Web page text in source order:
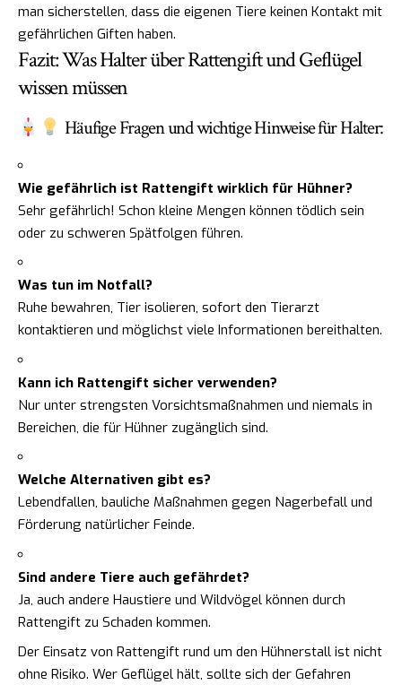
man sicherstellen, dass die eigenen Tiere keinen Kontakt mit
gefährlichen Giften haben.
Fazit: Was Halter über Rattengift und Geflügel
wissen müssen
Häufige Fragen und wichtige Hinweise für Halter:
Wie gefährlich ist Rattengift wirklich für Hühner?
Sehr gefährlich! Schon kleine Mengen können tödlich sein
oder zu schweren Spätfolgen führen.
Was tun im Notfall?
Ruhe bewahren, Tier isolieren, sofort den Tierarzt
kontaktieren und möglichst viele Informationen bereithalten.
Kann ich Rattengift sicher verwenden?
Nur unter strengsten Vorsichtsmaßnahmen und niemals in
Bereichen, die für Hühner zugänglich sind.
Welche Alternativen gibt es?
Lebendfallen, bauliche Maßnahmen gegen Nagerbefall und
Förderung natürlicher Feinde.
Sind andere Tiere auch gefährdet?
Ja, auch andere Haustiere und Wildvögel können durch
Rattengift zu Schaden kommen.
Der Einsatz von Rattengift rund um den Hühnerstall ist nicht
ohne Risiko. Wer Geflügel hält, sollte sich der Gefahren